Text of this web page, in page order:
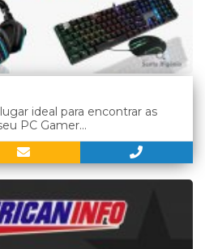
ideal para encontrar as
PC Gamer...